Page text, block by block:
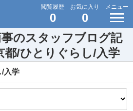
閲覧履歴
0
お気に入り
0
メニュー
のスタッフブログ記
都/ひとりぐらし/入学
/入学